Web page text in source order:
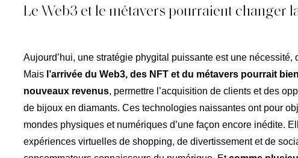
Le Web3 et le métavers pourraient changer
Aujourd’hui, une stratégie phygital puissante est une nécessité,
Mais l’arrivée du Web3, des NFT et du métavers pourrait
nouveaux revenus, permettre l’acquisition de clients et des
de bijoux en diamants. Ces technologies naissantes ont pour
mondes physiques et numériques d’une façon encore inédite.
expériences virtuelles de shopping, de divertissement et de